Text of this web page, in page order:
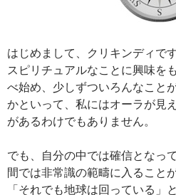
はじめまして、クリキンディです
スピリチュアルなことに興味を
べ始め、少しずついろんなこと
かといって、私にはオーラが見
があるわけでもありません。
でも、自分の中では確信となっ
間では非常識の範疇に入ることが
「それでも地球は回っている」